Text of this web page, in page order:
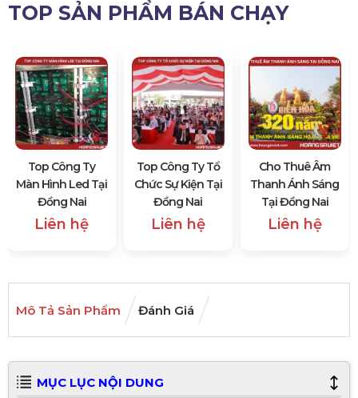
TOP SẢN PHẨM BÁN CHẠY
Top Công Ty
Màn Hình Led Tại
Đồng Nai
Liên hệ
Top Công Ty Tổ
Chức Sự Kiện Tại
Đồng Nai
Liên hệ
Cho Thuê Âm
Thanh Ánh Sáng
Tại Đồng Nai
Liên hệ
Mô Tả Sản Phẩm Đánh Giá
MỤC LỤC NỘI DUNG